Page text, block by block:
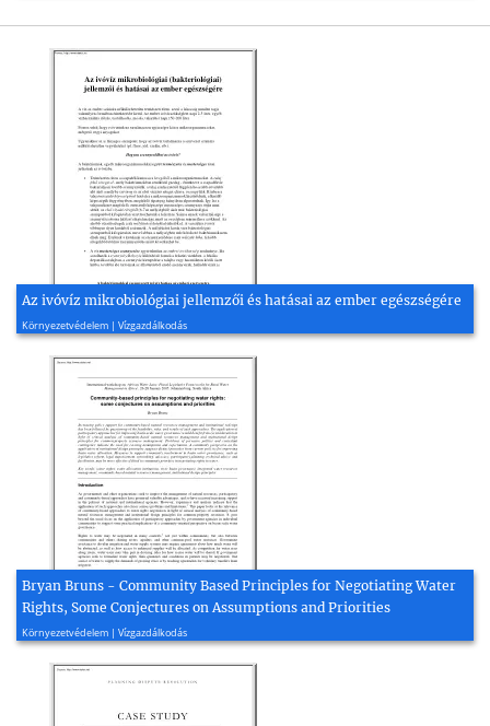
Az ivóvíz mikrobiológiai jellemzői és hatásai az ember egészségére
Környezetvédelem | Vízgazdálkodás
2016, 5 oldal
Bryan Bruns - Community Based Principles for Negotiating Water
Rights, Some Conjectures on Assumptions and Priorities
Környezetvédelem | Vízgazdálkodás
2005, 15 oldal